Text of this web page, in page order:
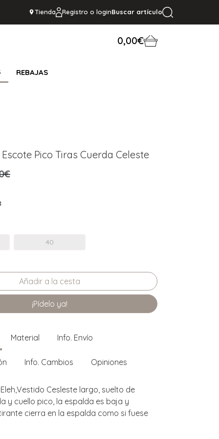
Tienda Registro o loginBuscar artículo
0,00€
REBAJAS
Pico Tiras Cuerda Celeste
40
¡Pídelo ya!
Material Info. Envío
Info. Cambios Opiniones
Cesleste largo, suelto de
y cuello pico, la espalda es baja y
cierra en la espalda como si fuese